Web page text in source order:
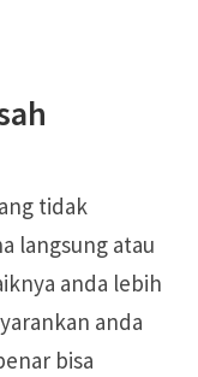
tidak
langsung atau
anda lebih
anda
bisa